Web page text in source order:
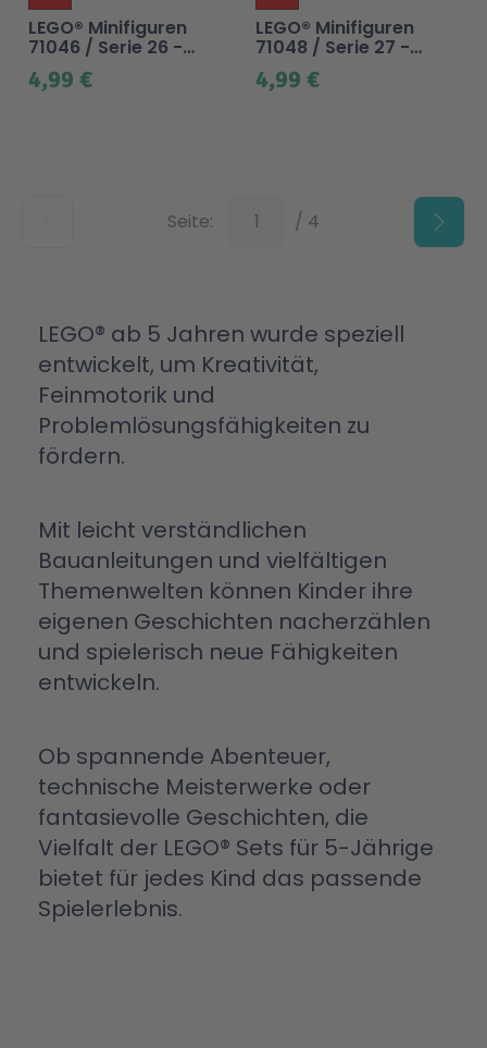
4,99 €
LEGO® Minifiguren
71046 / Serie 26 -
Alien-Tourist 4,99 €
LEGO® Minifiguren
71048 / Serie 27 -
Katzenfreund
Seite: Unten / 4
LEGO® ab 5 Jahren wurde speziell
entwickelt, um Kreativität,
Feinmotorik und
Problemlösungsfähigkeiten zu
fördern.
Mit leicht verständlichen
Bauanleitungen und vielfältigen
Themenwelten können Kinder ihre
eigenen Geschichten nacherzählen
und spielerisch neue Fähigkeiten
entwickeln.
Ob spannende Abenteuer,
technische Meisterwerke oder
fantasievolle Geschichten, die
Vielfalt der LEGO® Sets für 5-Jährige
bietet für jedes Kind das passende
Spielerlebnis.